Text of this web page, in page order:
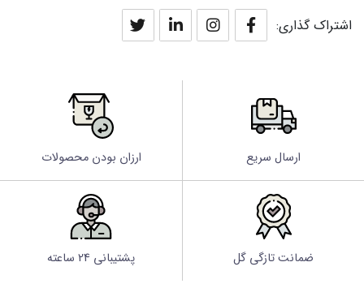
اشتراک گذاری:
ارسال سریع ارزان بودن محصولات
ضمانت تازگی گل پشتیبانی 24 ساعته